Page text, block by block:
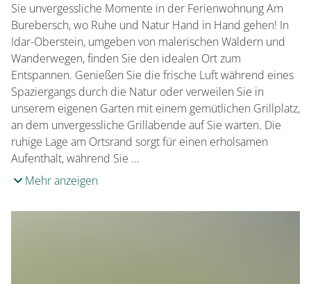
Sie unvergessliche Momente in der Ferienwohnung Am
Burebersch, wo Ruhe und Natur Hand in Hand gehen! In
Idar-Oberstein, umgeben von malerischen Wäldern und
Wanderwegen, finden Sie den idealen Ort zum
Entspannen. Genießen Sie die frische Luft während eines
Spaziergangs durch die Natur oder verweilen Sie in
unserem eigenen Garten mit einem gemütlichen Grillplatz,
an dem unvergessliche Grillabende auf Sie warten. Die
ruhige Lage am Ortsrand sorgt für einen erholsamen
Aufenthalt, während Sie …
Mehr anzeigen